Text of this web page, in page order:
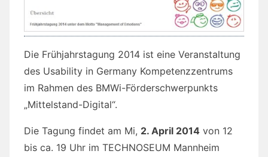
Die Frühjahrstagung 2014 ist eine Veranstaltung
des Usability in Germany Kompetenzzentrums
im Rahmen des BMWi-Förderschwerpunkts
„Mittelstand-Digital“.
Die Tagung findet am Mi, 2. April 2014 von 12
bis ca. 19 Uhr im TECHNOSEUM Mannheim